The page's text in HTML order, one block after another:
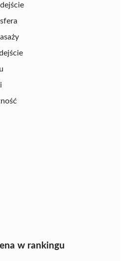
w rankingu